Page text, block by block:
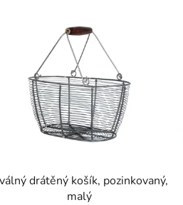
drátěný košík, pozinkovaný,
malý